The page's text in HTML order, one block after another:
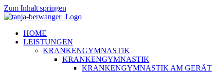
Zum Inhalt springen
HOME
LEISTUNGEN
KRANKENGYMNASTIK
KRANKENGYMNASTIK
KRANKENGYMNASTIK AM GERÄT